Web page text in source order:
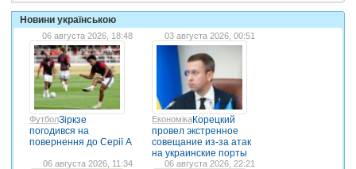
Новини українською
06 августа 2026, 18:48
ФутболЗіркзе
погодився на
повернення до Серії А
03 августа 2026, 00:51
ЕкономікаКорецкий
провел экстренное
совещание из-за атак
на украинские порты
06 августа 2026, 11:34 06 августа 2026, 22:21